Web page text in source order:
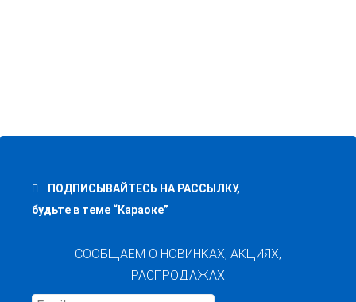
6 490р.
Madboy F-LOUD 370 Усилитель
58 900р. 49 900
ПОДПИСЫВАЙТЕСЬ НА РАССЫЛКУ,
будьте в теме “Караоке”
СООБЩАЕМ О НОВИНКАХ, АКЦИЯХ,
РАСПРОДАЖАХ